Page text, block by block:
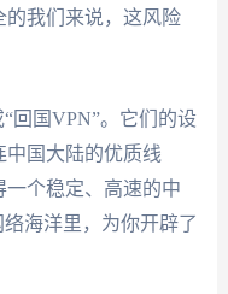
的我们来说，这风险
回国VPN”。它们的设
国大陆的优质线
个稳定、高速的中
海洋里，为你开辟了